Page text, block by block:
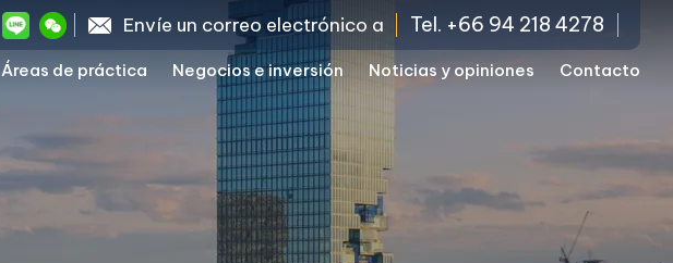
Envíe un correo electrónico a Tel. +66 94 218 4278
Áreas de práctica Negocios e inversión Noticias y opiniones Contacto